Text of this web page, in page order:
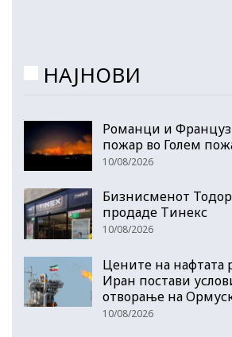
НАЈНОВИ
Романци и
пожар во Голем
10/08/2026
Бизнисменот
продаде Тинекс
10/08/2026
Цените на нафтата
Иран постави
отворање на
10/08/2026